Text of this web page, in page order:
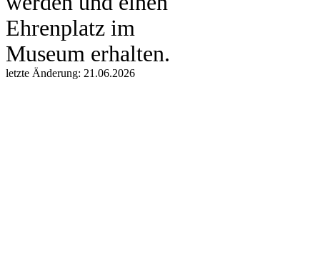
Ehrenplatz im
Museum erhalten.
letzte Änderung: 21.06.2026